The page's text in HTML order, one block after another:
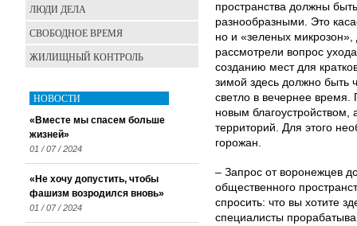
пространства должны
разнообразными. Это
но и «зеленых
рассмотрели вопрос
созданию мест для
зимой здесь должно быть
светло в вечернее время.
новым
территорий. Для этого
горожан.
– Запрос от воронежцев
общественного
спросить: что вы хотите
специалисты
ЛЮДИ ДЕЛА
СВОБОДНОЕ ВРЕМЯ
ЖИЛИЩНЫЙ КОНТРОЛЬ
НОВОСТИ
«Вместе мы спасем больше
жизней»
01 / 07 / 2024
«Не хочу допустить, чтобы
фашизм возродился вновь»
01 / 07 / 2024